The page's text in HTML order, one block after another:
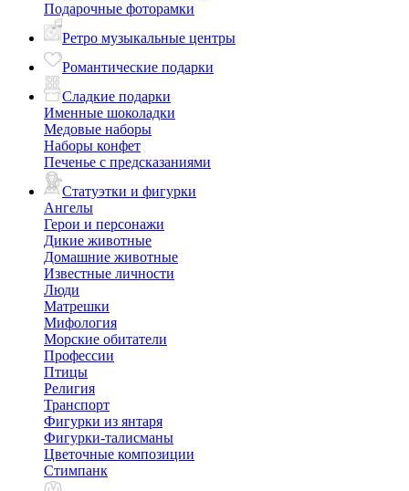
Подарочные фоторамки
Ретро музыкальные центры
Романтические подарки
Сладкие подарки
Именные шоколадки
Медовые наборы
Наборы конфет
Печенье с предсказаниями
Статуэтки и фигурки
Ангелы
Герои и персонажи
Дикие животные
Домашние животные
Известные личности
Люди
Матрешки
Мифология
Морские обитатели
Профессии
Птицы
Религия
Транспорт
Фигурки из янтаря
Фигурки-талисманы
Цветочные композиции
Стимпанк